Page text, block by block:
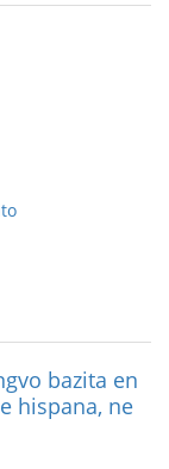
bazita en
hispana, ne